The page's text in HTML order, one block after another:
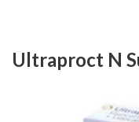
Ultraproct N